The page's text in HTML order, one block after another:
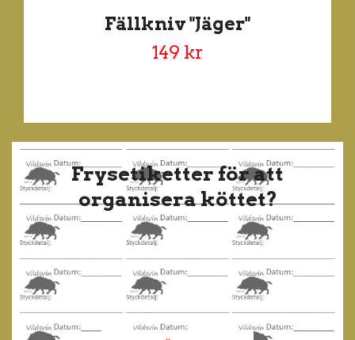
Frysetiketter för att
organisera köttet?
Fällkniv "Jäger"
149 kr